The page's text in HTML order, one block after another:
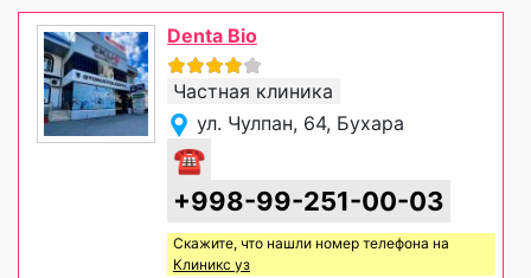
Denta Bio
Частная клиника
ул. Чулпан, 64, Бухара
☎
+998-99-251-00-03
Скажите, что нашли номер телефона на
Клиникс уз